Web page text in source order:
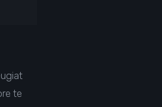
te